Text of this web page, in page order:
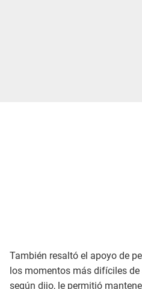
También resaltó el apoyo de
los momentos más difíciles
según dijo, le permitió